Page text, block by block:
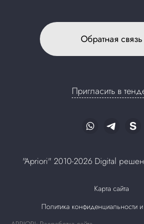
Обратная связь
Пригласить в
"Apriori" 2010-2026 Digital
Карта сайта
Политика конфиденциальности